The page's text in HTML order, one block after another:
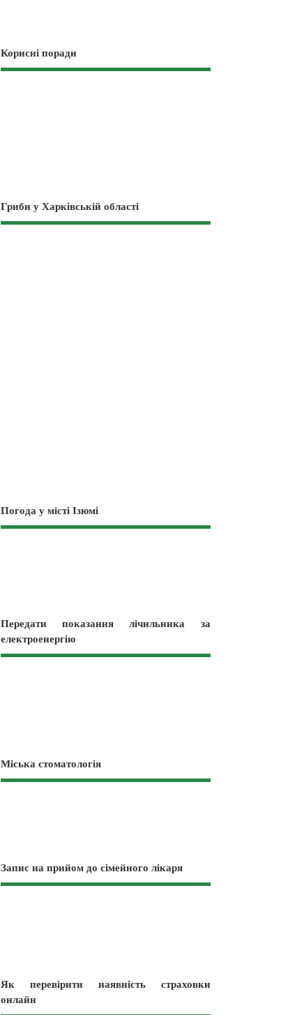
Корисні поради
Гриби у Харківській області
Погода у місті Ізюмі
Передати показання лічильника за
електроенергію
Міська стоматологія
Запис на прийом до сімейного лікаря
Як перевірити наявність страховки
онлайн